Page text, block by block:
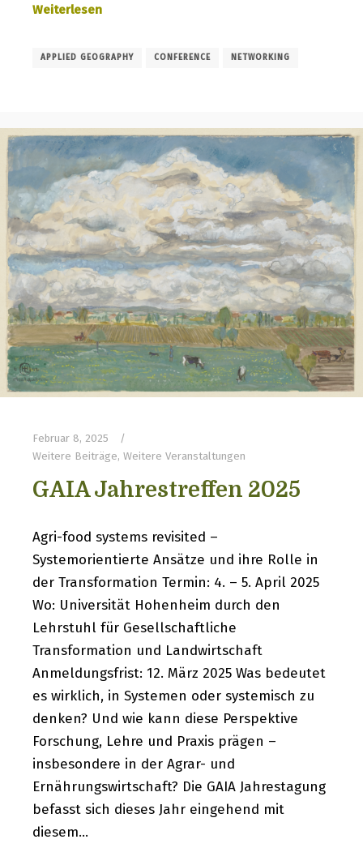
Weiterlesen
APPLIED GEOGRAPHY CONFERENCE NETWORKING
Februar 8, 2025
Weitere Beiträge, Weitere Veranstaltungen
GAIA Jahrestreffen 2025
Agri-food systems revisited –
Systemorientierte Ansätze und ihre Rolle in
der Transformation Termin: 4. – 5. April 2025
Wo: Universität Hohenheim durch den
Lehrstuhl für Gesellschaftliche
Transformation und Landwirtschaft
Anmeldungsfrist: 12. März 2025 Was bedeutet
es wirklich, in Systemen oder systemisch zu
denken? Und wie kann diese Perspektive
Forschung, Lehre und Praxis prägen –
insbesondere in der Agrar- und
Ernährungswirtschaft? Die GAIA Jahrestagung
befasst sich dieses Jahr eingehend mit
diesem…